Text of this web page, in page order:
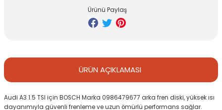
Ürünü Paylaş
ÜRÜN AÇIKLAMASI
Audi A3 1.5 TSI için BOSCH Marka 0986479677 arka fren diski, yüksek ısı
dayanımıyla güvenli frenleme ve uzun ömürlü performans sağlar.